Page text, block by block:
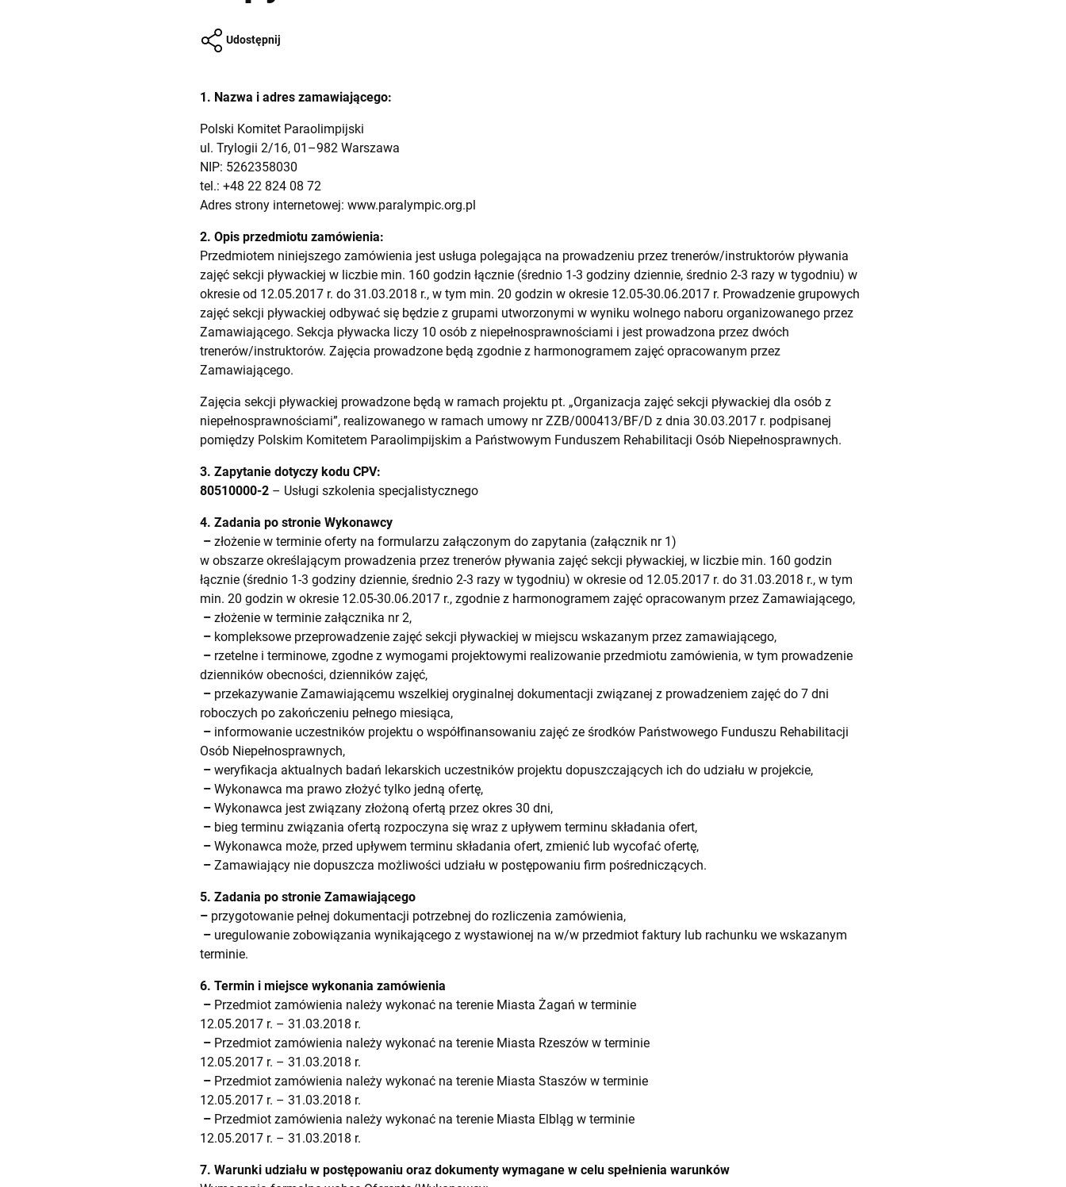
Udostępnij
1. Nazwa i adres zamawiającego:
Polski Komitet Paraolimpijski
ul. Trylogii 2/16, 01–982 Warszawa
NIP: 5262358030
tel.: +48 22 824 08 72
Adres strony internetowej: www.paralympic.org.pl
2. Opis przedmiotu zamówienia:
Przedmiotem niniejszego zamówienia jest usługa polegająca na prowadzeniu przez trenerów/instruktorów pływania
zajęć sekcji pływackiej w liczbie min. 160 godzin łącznie (średnio 1-3 godziny dziennie, średnio 2-3 razy w tygodniu) w
okresie od 12.05.2017 r. do 31.03.2018 r., w tym min. 20 godzin w okresie 12.05-30.06.2017 r. Prowadzenie grupowych
zajęć sekcji pływackiej odbywać się będzie z grupami utworzonymi w wyniku wolnego naboru organizowanego przez
Zamawiającego. Sekcja pływacka liczy 10 osób z niepełnosprawnościami i jest prowadzona przez dwóch
trenerów/instruktorów. Zajęcia prowadzone będą zgodnie z harmonogramem zajęć opracowanym przez
Zamawiającego.
Zajęcia sekcji pływackiej prowadzone będą w ramach projektu pt. „Organizacja zajęć sekcji pływackiej dla osób z
niepełnosprawnościami”, realizowanego w ramach umowy nr ZZB/000413/BF/D z dnia 30.03.2017 r. podpisanej
pomiędzy Polskim Komitetem Paraolimpijskim a Państwowym Funduszem Rehabilitacji Osób Niepełnosprawnych.
3. Zapytanie dotyczy kodu CPV:
80510000-2 – Usługi szkolenia specjalistycznego
4. Zadania po stronie Wykonawcy
– złożenie w terminie oferty na formularzu załączonym do zapytania (załącznik nr 1)
w obszarze określającym prowadzenia przez trenerów pływania zajęć sekcji pływackiej, w liczbie min. 160 godzin
łącznie (średnio 1-3 godziny dziennie, średnio 2-3 razy w tygodniu) w okresie od 12.05.2017 r. do 31.03.2018 r., w tym
min. 20 godzin w okresie 12.05-30.06.2017 r., zgodnie z harmonogramem zajęć opracowanym przez Zamawiającego,
– złożenie w terminie załącznika nr 2,
– kompleksowe przeprowadzenie zajęć sekcji pływackiej w miejscu wskazanym przez zamawiającego,
– rzetelne i terminowe, zgodne z wymogami projektowymi realizowanie przedmiotu zamówienia, w tym prowadzenie
dzienników obecności, dzienników zajęć,
– przekazywanie Zamawiającemu wszelkiej oryginalnej dokumentacji związanej z prowadzeniem zajęć do 7 dni
roboczych po zakończeniu pełnego miesiąca,
– informowanie uczestników projektu o współfinansowaniu zajęć ze środków Państwowego Funduszu Rehabilitacji
Osób Niepełnosprawnych,
– weryfikacja aktualnych badań lekarskich uczestników projektu dopuszczających ich do udziału w projekcie,
– Wykonawca ma prawo złożyć tylko jedną ofertę,
– Wykonawca jest związany złożoną ofertą przez okres 30 dni,
– bieg terminu związania ofertą rozpoczyna się wraz z upływem terminu składania ofert,
– Wykonawca może, przed upływem terminu składania ofert, zmienić lub wycofać ofertę,
– Zamawiający nie dopuszcza możliwości udziału w postępowaniu firm pośredniczących.
5. Zadania po stronie Zamawiającego
– przygotowanie pełnej dokumentacji potrzebnej do rozliczenia zamówienia,
– uregulowanie zobowiązania wynikającego z wystawionej na w/w przedmiot faktury lub rachunku we wskazanym
terminie.
6. Termin i miejsce wykonania zamówienia
– Przedmiot zamówienia należy wykonać na terenie Miasta Żagań w terminie
12.05.2017 r. – 31.03.2018 r.
– Przedmiot zamówienia należy wykonać na terenie Miasta Rzeszów w terminie
12.05.2017 r. – 31.03.2018 r.
– Przedmiot zamówienia należy wykonać na terenie Miasta Staszów w terminie
12.05.2017 r. – 31.03.2018 r.
– Przedmiot zamówienia należy wykonać na terenie Miasta Elbląg w terminie
12.05.2017 r. – 31.03.2018 r.
7. Warunki udziału w postępowaniu oraz dokumenty wymagane w celu spełnienia warunków